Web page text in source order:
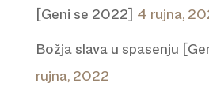
[Geni se 2022]
4 rujna,
Božja slava u spasenju
rujna, 2022